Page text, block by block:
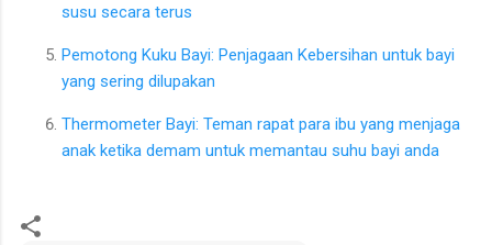
susu secara terus
Pemotong Kuku Bayi: Penjagaan Kebersihan untuk bayi
yang sering dilupakan
Thermometer Bayi: Teman rapat para ibu yang menjaga
anak ketika demam untuk memantau suhu bayi anda